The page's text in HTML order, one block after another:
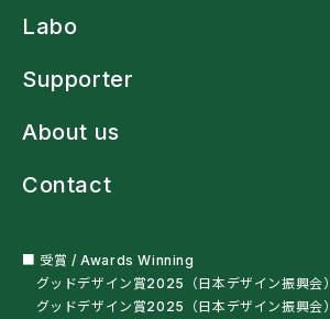
アームスリングケープ
アームスリング標準型
アームストラップシャツ
多機能レインウェア
ペットボトルオープナー
Labo
Supporter
About us
ニュース
会社概要
Contact
■ 受賞 / Awards Winning
グッドデザイン賞2025（日本デザイン振興会）
グッドデザイン賞2025（日本デザイン振興会）